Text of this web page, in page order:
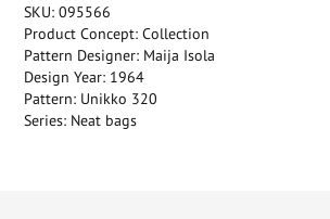
SKU: 095566
Product Concept: Collection
Pattern Designer: Maija Isola
Design Year: 1964
Pattern: Unikko 320
Series: Neat bags